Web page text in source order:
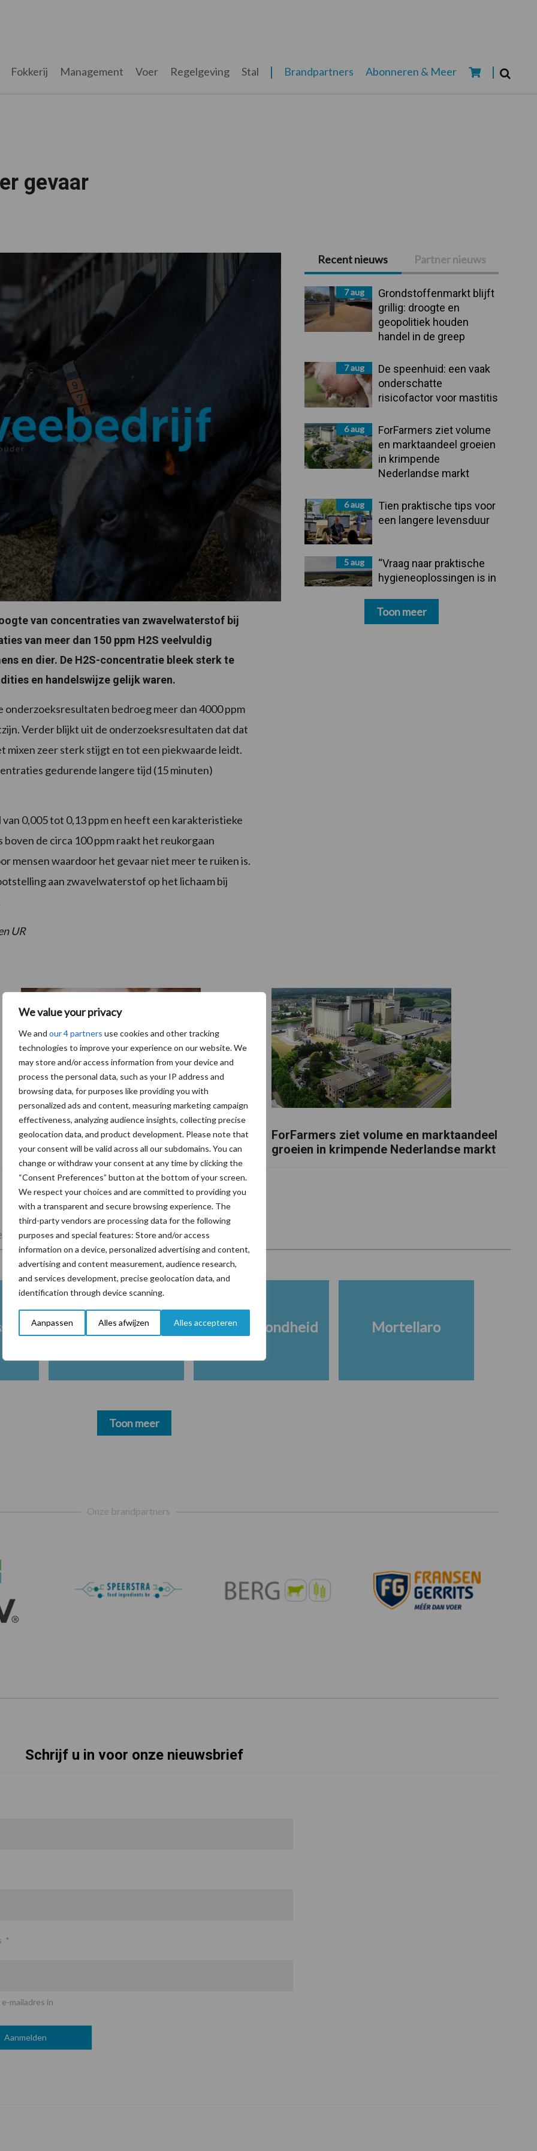
We value your privacy
We and our 4 partners use cookies and other tracking
technologies to improve your experience on our website. We
may store and/or access information from your device and
process the personal data, such as your IP address and
browsing data, for purposes like providing you with
personalized ads and content, measuring marketing campaign
effectiveness, analyzing audience insights, collecting precise
geolocation data, and product development. Please note that
your consent will be valid across all our subdomains. You can
change or withdraw your consent at any time by clicking the
“Consent Preferences” button at the bottom of your screen.
We respect your choices and are committed to providing you
with a transparent and secure browsing experience. The
third-party vendors are processing data for the following
purposes and special features: Store and/or access
information on a device, personalized advertising and content,
advertising and content measurement, audience research,
and services development, precise geolocation data, and
identification through device scanning.
Aanpassen Alles afwijzen Alles accepteren
Fokkerij Management Voer Regelgeving Stal Brandpartners Abonneren & Meer
gevaar
van concentraties van zwavelwaterstof bij
van meer dan 150 ppm H2S veelvuldig
en dier. De H2S-concentratie bleek sterk te
en handelswijze gelijk waren.
bedroeg meer dan 4000 ppm
Verder blijkt uit de onderzoeksresultaten dat dat
mixen zeer sterk stijgt en tot een piekwaarde leidt.
gedurende langere tijd (15 minuten)
0,005 tot 0,13 ppm en heeft een karakteristieke
de circa 100 ppm raakt het reukorgaan
mensen waardoor het gevaar niet meer te ruiken is.
aan zwavelwaterstof op het lichaam bij
UR
Primaire
Sidebar
Recent nieuws Partner nieuws
7 aug
Grondstoffenmarkt blijft
grillig: droogte en
geopolitiek houden
handel in de greep
7 aug
De speenhuid: een vaak
onderschatte
risicofactor voor mastitis
6 aug
ForFarmers ziet volume
en marktaandeel groeien
in krimpende
Nederlandse markt
6 aug
Tien praktische tips voor
een langere levensduur
5 aug
“Vraag naar praktische
hygieneoplossingen is in
Toon meer
De speenhuid: een vaak onderschatte
risicofactor voor mastitis
ForFarmers ziet volume en marktaandeel
groeien in krimpende Nederlandse markt
Veevoer Wet en regelgeving
Ketose Klauwgezondheid Mortellaro
Toon meer
Onze brandpartners
Schrijf u in voor onze nieuwsbrief
*
mailadres in